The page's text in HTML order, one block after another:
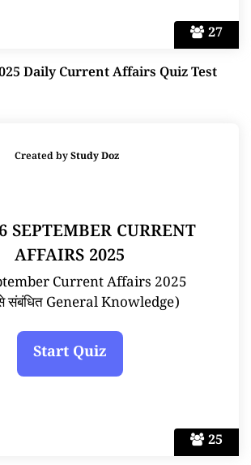
27
Daily Current Affairs Quiz Test
25
Created byStudy Doz
SEPTEMBER CURRENT
AFFAIRS 2025
Current Affairs 2025
से संबंधित General Knowledge)